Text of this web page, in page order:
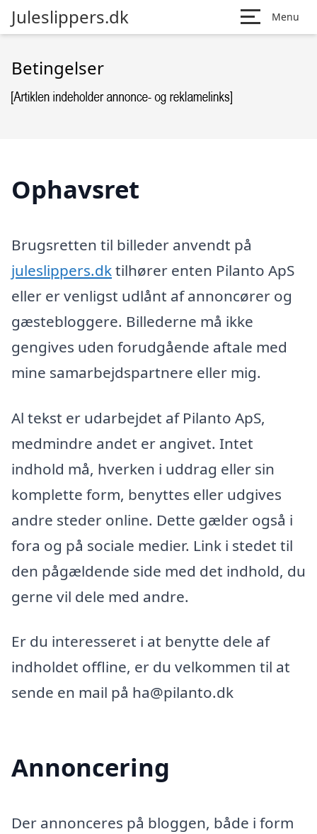
Juleslippers.dk Menu
Betingelser
Ophavsret
Brugsretten til billeder anvendt på
juleslippers.dktilhører enten Pilanto ApS
eller er venligst udlånt af annoncører og
gæstebloggere. Billederne må ikke
gengives uden forudgående aftale med
mine samarbejdspartnere eller mig.
Al tekst er udarbejdet af Pilanto ApS,
medmindre andet er angivet. Intet
indhold må, hverken i uddrag eller sin
komplette form, benyttes eller udgives
andre steder online. Dette gælder også i
fora og på sociale medier. Link i stedet til
den pågældende side med det indhold, du
gerne vil dele med andre.
Er du interesseret i at benytte dele af
indholdet offline, er du velkommen til at
sende en mail på ha@pilanto.dk
Annoncering
Der annonceres på bloggen, både i form